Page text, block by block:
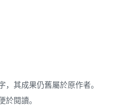
其成果仍舊屬於原作者。
於閱讀。